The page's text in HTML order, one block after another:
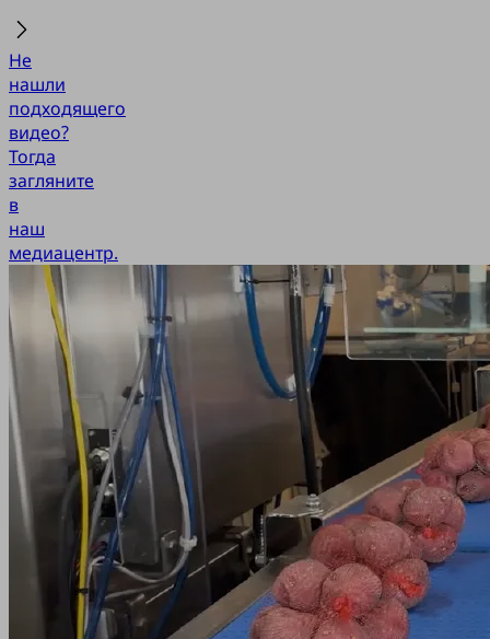
Не
нашли
подходящего
видео?
Тогда
загляните
в
наш
медиацентр.